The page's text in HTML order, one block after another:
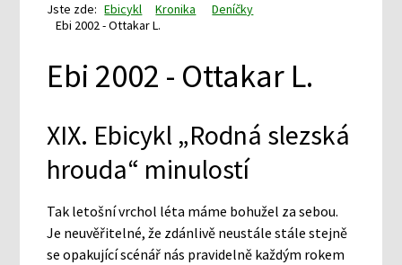
Jste zde: Ebicykl Kronika
Deníčky
Ebi 2002 - Ottakar L.
Ebi 2002 - Ottakar L.
XIX. Ebicykl „Rodná slezská
hrouda“ minulostí
Tak letošní vrchol léta máme bohužel za sebou.
Je neuvěřitelné, že zdánlivě neustále stále stejně
se opakující scénář nás pravidelně každým rokem